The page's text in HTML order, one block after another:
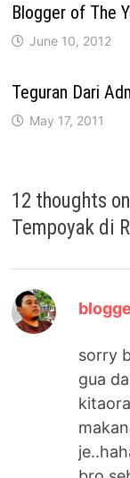
Blogger of The
June 10, 2012
Teguran Dari
May 17, 2011
12 thoughts
Tempoyak di
sorry
gua